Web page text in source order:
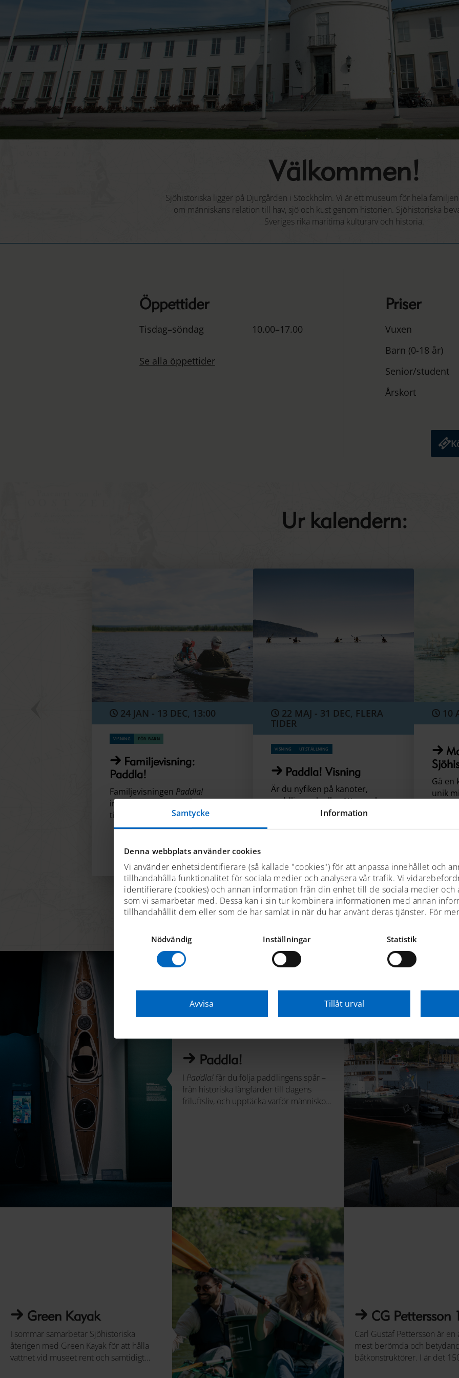
Samtycke Information
Denna webbplats använder cookies
Vi använder enhetsidentifierare (så kallade "cookies") för att anpassa innehållet och
tillhandahålla funktionalitet för sociala medier och analysera vår trafik. Vi
identifierare (cookies) och annan information från din enhet till de sociala medier och
som vi samarbetar med. Dessa kan i sin tur kombinera informationen med annan
tillhandahållit dem eller som de har samlat in när du har använt deras tjänster. För
Nödvändig
Inställningar Statistik
Avvisa Tillåt urval
Välkommen!
Sjöhistoriska ligger på Djurgården i Stockholm. Vi är ett museum för hela
om människans relation till hav, sjö och kust genom historien. Sjöhistoriska
Sveriges rika maritima kulturarv och historia.
Öppettider
Tisdag–söndag 10.00–17.00
Se alla öppettider
Priser
Vuxen
Barn (0-18 år)
Senior/student
Årskort
Ur kalendern:
24 JAN - 13 DEC, 13:00
visning för barn
Familjevisning:
Paddla!
Familjevisningen Paddla!
introducerar barn och familjer
till paddling.
22 MAJ - 31 DEC, FLERA
TIDER
visning utställning
Paddla! Visning
Är du nyfiken på kanoter,
paddling och alla sätt man kan
ta sig fram med hjälp av en
10
Gå en
unik
Föregående
Se hela kalendern
Paddla!
Paddla! får du följa paddlingens spår –
från historiska långfärder till dagens
friluftsliv, och upptäcka varför människor
Green Kayak
I sommar samarbetar Sjöhistoriska
återigen med Green Kayak för att hålla
vattnet vid museet rent och samtidigt
CG Pettersson
Carl Gustaf Pettersson är en
mest berömda och
båtkonstruktörer. I är det